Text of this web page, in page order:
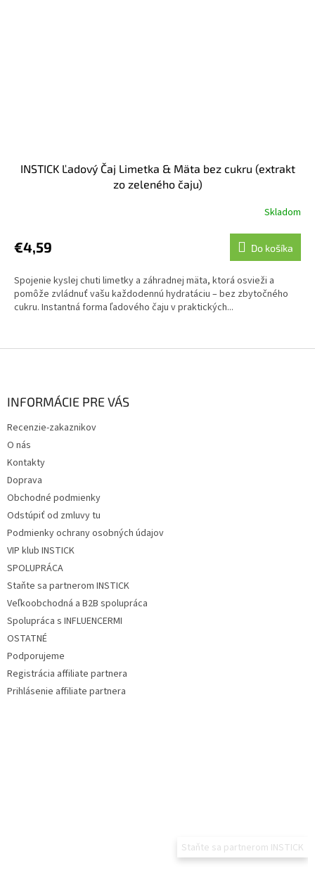
INSTICK Ľadový Čaj Limetka & Mäta bez cukru (extrakt
zo zeleného čaju)
Skladom
€4,59 Do košíka
Spojenie kyslej chuti limetky a záhradnej mäta, ktorá osvieži a
pomôže zvládnuť vašu každodennú hydratáciu – bez zbytočného
cukru. Instantná forma ľadového čaju v praktických...
INFORMÁCIE PRE VÁS
Recenzie-zakaznikov
O nás
Kontakty
Doprava
Obchodné podmienky
Odstúpiť od zmluvy tu
Podmienky ochrany osobných údajov
VIP klub INSTICK
SPOLUPRÁCA
Staňte sa partnerom INSTICK
Veľkoobchodná a B2B spolupráca
Spolupráca s INFLUENCERMI
OSTATNÉ
Podporujeme
Registrácia affiliate partnera
Prihlásenie affiliate partnera
Staňte sa partnerom INSTICK